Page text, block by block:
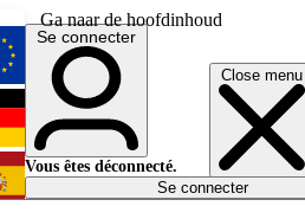
Ga naar de hoofdinhoud
Close menu
English
Deutsch
Español
Se connecter
Vous êtes déconnecté.
Se connecter